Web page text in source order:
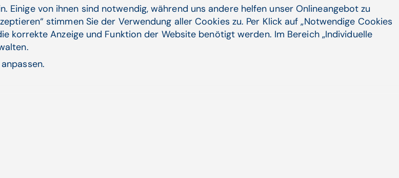
(BÖP), in enger Kooperation mit dem Österreichischen
für Psychotherapie (ÖBVP). Seit Frühjahr 2024 ist der
Berufsverband für Musiktherapie (ÖBM) ein weiterer
Ein Behandler*innen-Pool von rund 1.600 Klinischen
Gesundheitspsycholog*innen und Psychotherapeut*innen,
in Summe 28 Behandlungssprachen anbieten, ermöglicht die
Umsetzung.
Einige von ihnen sind notwendig, während uns andere helfen unser Onlineangebot zu
stimmen Sie der Verwendung aller Cookies zu. Per Klick auf „Notwendige Cookies
korrekte Anzeige und Funktion der Website benötigt werden. Im Bereich „Individuelle